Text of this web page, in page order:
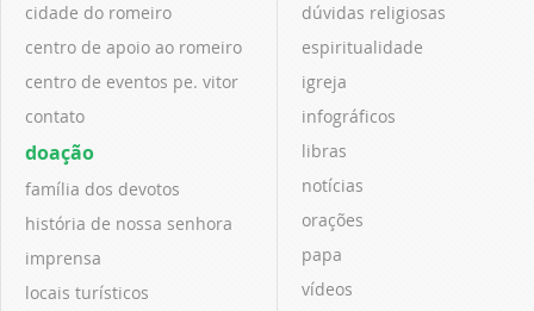
cidade do romeiro
centro de apoio ao romeiro
centro de eventos pe. vitor
contato
doação
família dos devotos
história de nossa senhora
imprensa
locais turísticos
dúvidas religiosas
espiritualidade
igreja
infográficos
libras
notícias
orações
papa
vídeos